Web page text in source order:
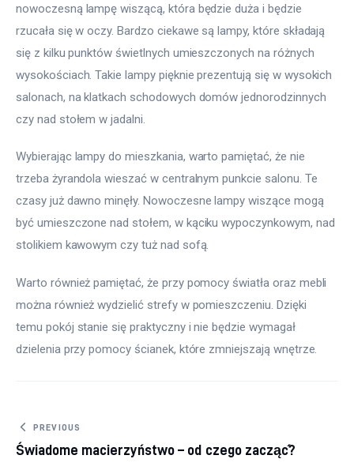
nowoczesną lampę wiszącą, która będzie duża i będzie
rzucała się w oczy. Bardzo ciekawe są lampy, które składają
się z kilku punktów świetlnych umieszczonych na różnych
wysokościach. Takie lampy pięknie prezentują się w wysokich
salonach, na klatkach schodowych domów jednorodzinnych
czy nad stołem w jadalni.
Wybierając lampy do mieszkania, warto pamiętać, że nie
trzeba żyrandola wieszać w centralnym punkcie salonu. Te
czasy już dawno minęły. Nowoczesne lampy wiszące mogą
być umieszczone nad stołem, w kąciku wypoczynkowym, nad
stolikiem kawowym czy tuż nad sofą.
Warto również pamiętać, że przy pomocy światła oraz mebli
można również wydzielić strefy w pomieszczeniu. Dzięki
temu pokój stanie się praktyczny i nie będzie wymagał
dzielenia przy pomocy ścianek, które zmniejszają wnętrze.
Nawigacja wpisu
PREVIOUS
Świadome macierzyństwo – od czego zacząć?